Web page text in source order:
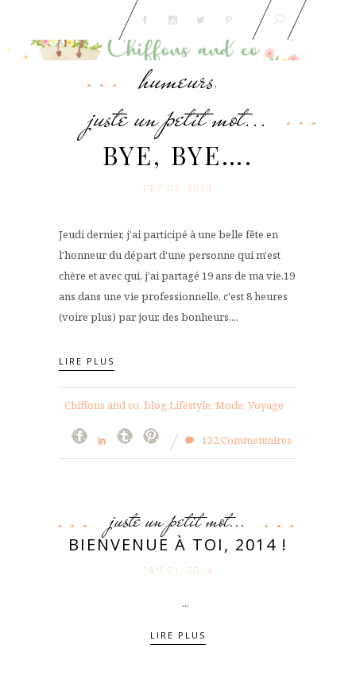
humeurs,
juste un petit mot...
BYE, BYE….
FÉV 03. 2014
Jeudi dernier, j'ai participé à une belle fête en
l'honneur du départ d'une personne qui m'est
chère et avec qui, j'ai partagé 19 ans de ma vie.19
ans dans une vie professionnelle, c'est 8 heures
(voire plus) par jour, des bonheurs,...
LIRE PLUS
Chiffons and co, blog Lifestyle, Mode, Voyage
132 Commentaires
juste un petit mot...
BIENVENUE À TOI, 2014 !
JAN 01. 2014
...
LIRE PLUS